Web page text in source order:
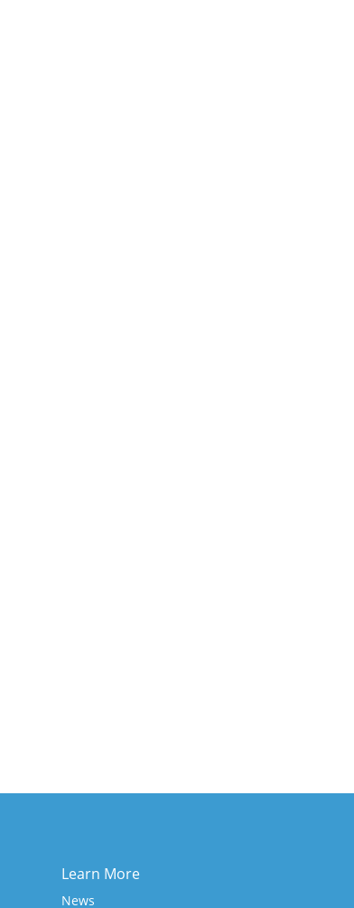
Learn More
News